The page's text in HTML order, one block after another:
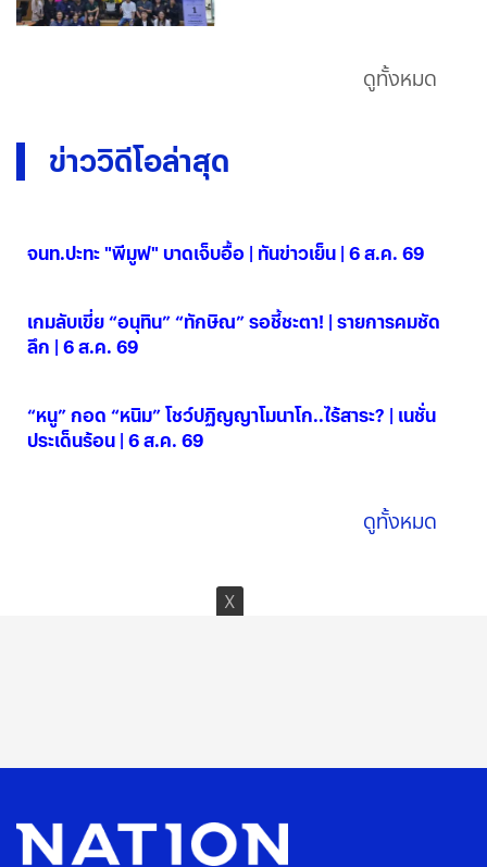
ดูทั้งหมด
ข่าววิดีโอล่าสุด
จนท.ปะทะ "พีมูฟ" บาดเจ็บอื้อ | ทันข่าวเย็น | 6 ส.ค. 69
เกมลับเขี่ย “อนุทิน” “ทักษิณ” รอชี้ชะตา! | รายการคมชัด
ลึก | 6 ส.ค. 69
“หนู” กอด “หนิม” โชว์ปฏิญญาโมนาโก..ไร้สาระ? | เนชั่น
ประเด็นร้อน | 6 ส.ค. 69
ดูทั้งหมด